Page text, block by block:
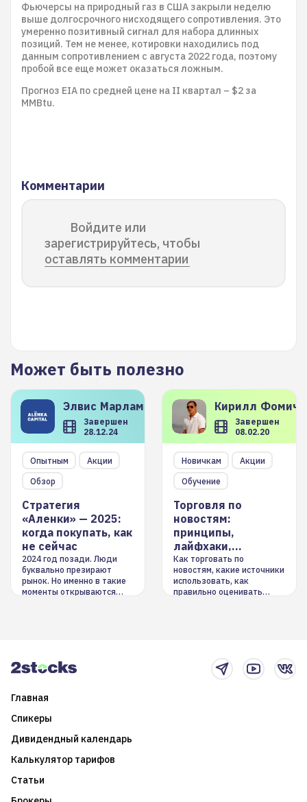
Фьючерсы на природный газ в США закрыли неделю
выше долгосрочного нисходящего сопротивления. Это
умеренно позитивный сигнал для набора длинных
позиций. Тем не менее, котировки находились под
данным сопротивлением с августа 2022 года, поэтому
пробой все еще может оказаться ложным.
Прогноз EIA по средней цене на II квартал – $2 за
MMBtu.
Комментарии
Войдите или
зарегистрируйтесь, чтобы
оставлять комментарии
Может быть полезно
Элвис Марламов
Завершен
28.12.24
Опытным
Акции
Обзор
Стратегия
«Аленки» — 2025:
когда покупать, как
не сейчас
2024 год позади. Люди
буквально презирают
рынок. Но именно в такие
моменты открываются
Кирилл
Завершен
08.02.20
Новичкам
Акции
Обучение
Торговля по
новостям:
принципы,
лайфхаки,
инструменты
Как торговать по
новостям, какие источники
использовать, как
правильно оценивать
Главная
Спикеры
Дивидендный календарь
Калькулятор тарифов
Статьи